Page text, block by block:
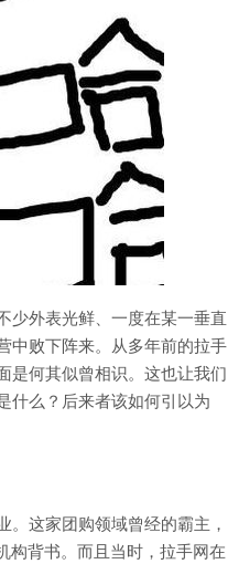
少外表光鲜、一度在某一垂直
中败下阵来。从多年前的拉手
是何其似曾相识。这也让我们
什么？后来者该如何引以为
。这家团购领域曾经的霸主，
构背书。而且当时，拉手网在